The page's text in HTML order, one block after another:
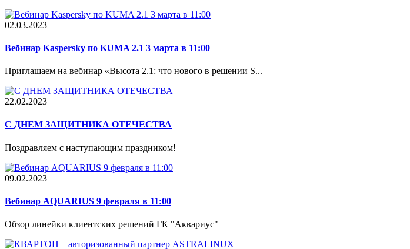
02.03.2023
Вебинар Kaspersky по KUMA 2.1 3 марта в 11:00
Приглашаем на вебинар «Высота 2.1: что нового в решении S...
22.02.2023
С ДНЕМ ЗАЩИТНИКА ОТЕЧЕСТВА
Поздравляем с наступающим праздником!
09.02.2023
Вебинар AQUARIUS 9 февраля в 11:00
Обзор линейки клиентских решений ГК "Аквариус"